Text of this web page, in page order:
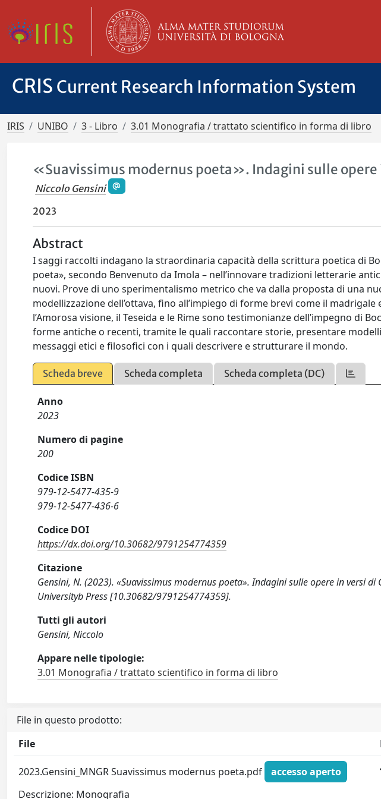
CRIS Current Research Information System
IRIS UNIBO 3 - Libro 3.01 Monografia / trattato scientifico in forma di libro
«Suavissimus modernus poeta». Indagini sulle opere
Niccolo Gensini
2023
Abstract
I saggi raccolti indagano la straordinaria capacità della scrittura poetica di
poeta», secondo Benvenuto da Imola – nell’innovare tradizioni letterarie
nuovi. Prove di uno sperimentalismo metrico che va dalla proposta di una
modellizzazione dell’ottava, fino all’impiego di forme brevi come il madrigale
l’Amorosa visione, il Teseida e le Rime sono testimonianze dell’impegno di
forme antiche o recenti, tramite le quali raccontare storie, presentare
messaggi etici e filosofici con i quali descrivere e strutturare il mondo.
Scheda breve Scheda completa Scheda completa (DC)
Anno
2023
Numero di pagine
200
Codice ISBN
979-12-5477-435-9
979-12-5477-436-6
Codice DOI
https://dx.doi.org/10.30682/9791254774359
Citazione
Gensini, N. (2023). «Suavissimus modernus poeta». Indagini sulle opere in versi
Universityb Press [10.30682/9791254774359].
Tutti gli autori
Gensini, Niccolo
Appare nelle tipologie:
3.01 Monografia / trattato scientifico in forma di libro
File in questo prodotto:
File
2023.Gensini_MNGR Suavissimus modernus poeta.pdf
accesso aperto
Descrizione: Monografia